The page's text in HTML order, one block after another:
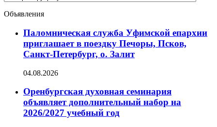
Объявления
Паломническая служба Уфимской епархии
приглашает в поездку Печоры, Псков,
Санкт-Петербург, о. Залит
04.08.2026
Оренбургская духовная семинария
объявляет дополнительный набор на
2026/2027 учебный год